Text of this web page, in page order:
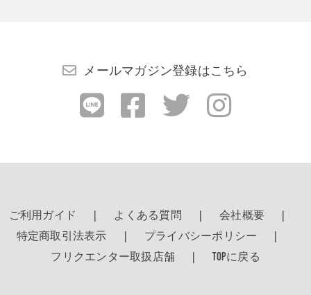
メールマガジン登録はこちら
ご利用ガイド よくある質問
会社概要
特定商取引法表示
プライバシーポリシー
フリクエンター取扱店舗
TOPに戻る